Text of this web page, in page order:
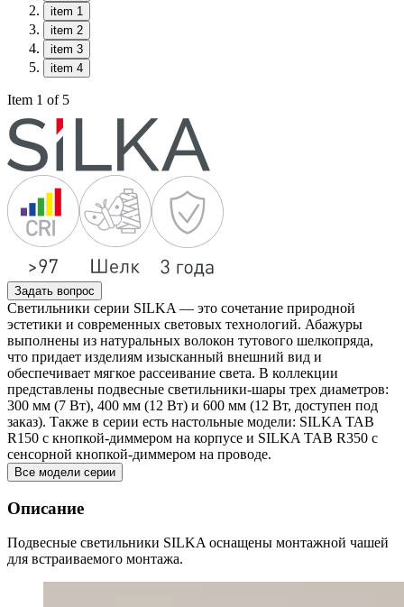
item 1
item 2
item 3
item 4
Item 1 of 5
Задать вопрос
Светильники серии SILKA — это сочетание природной
эстетики и современных световых технологий. Абажуры
выполнены из натуральных волокон тутового шелкопряда,
что придает изделиям изысканный внешний вид и
обеспечивает мягкое рассеивание света. В коллекции
представлены подвесные светильники-шары трех диаметров:
300 мм (7 Вт), 400 мм (12 Вт) и 600 мм (12 Вт, доступен под
заказ). Также в серии есть настольные модели: SILKA TAB
R150 с кнопкой-диммером на корпусе и SILKA TAB R350 с
сенсорной кнопкой-диммером на проводе.
Все модели серии
Описание
Подвесные светильники SILKA оснащены монтажной чашей
для встраиваемого монтажа.